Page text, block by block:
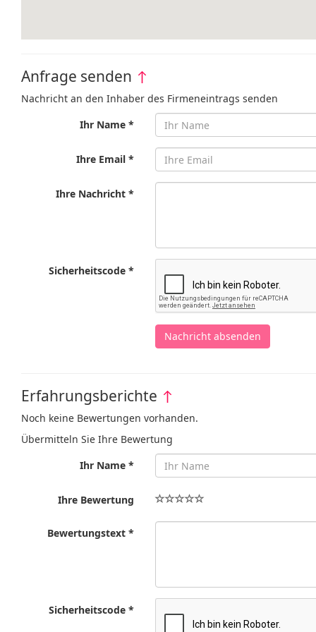
Anfrage senden ↑
Nachricht an den Inhaber des Firmeneintrags senden
Ihr Name *
Ihre Email *
Ihre Nachricht *
Sicherheitscode *
Nachricht absenden
Erfahrungsberichte ↑
Noch keine Bewertungen vorhanden.
Übermitteln Sie Ihre Bewertung
Ihr Name *
Ihre Bewertung
Bewertungstext *
Sicherheitscode *